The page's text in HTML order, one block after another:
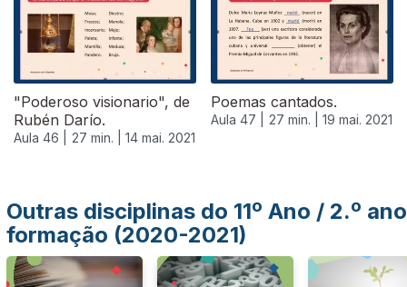
"Poderoso visionario", de
Rubén Darío.
Aula 46 | 27 min. | 14 mai. 2021
Poemas cantados.
Aula 47 | 27 min. | 19 mai. 2021
Outras disciplinas do 11º Ano / 2.º ano
formação (2020-2021)